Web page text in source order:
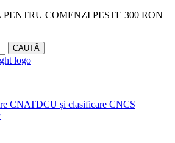
COMENZI PESTE 300 RON
CAUTĂ
CNATDCU și clasificare CNCS